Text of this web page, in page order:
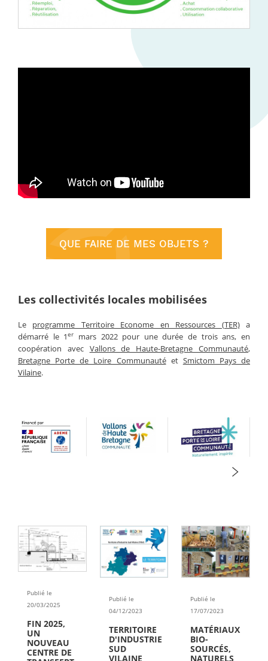
QUE FAIRE DE MES OBJETS ?
Les collectivités locales mobilisées
Le programme Territoire Econome en Ressources (TER)a
démarré le 1er
mars 2022 pour une durée de trois ans, en
coopération avec Vallons de Haute-Bretagne Communauté,
Bretagne Porte de Loire Communautéet Smictom Pays de
Vilaine.
Publié le
20/03/2025
FIN 2025,
UN
NOUVEAU
CENTRE DE
Publié le
04/12/2023
TERRITOIRE
D'INDUSTRIE
SUD
VILAINE
Publié le
17/07/2023
MATÉRIAUX
BIO-
SOURCÉS,
NATURELS